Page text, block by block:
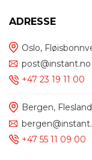
ADRESSE
Oslo,
post@instant.no
+47 23 19 11 00
Bergen,
+47 55 11 09 00